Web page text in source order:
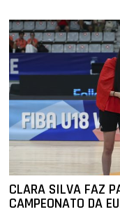
CLARA SILVA FAZ
CAMPEONATO DA